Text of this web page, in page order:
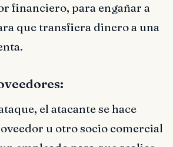
financiero, para engañar a
que transfiera dinero a una
el atacante se hace
u otro socio comercial